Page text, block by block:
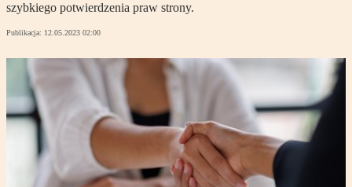
szybkiego potwierdzenia praw strony.
Publikacja: 12.05.2023 02:00